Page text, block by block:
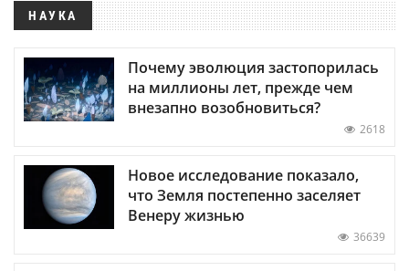
НАУКА
Почему эволюция застопорилась
на миллионы лет, прежде чем
внезапно возобновиться?
2618
Новое исследование показало,
что Земля постепенно заселяет
Венеру жизнью
36639